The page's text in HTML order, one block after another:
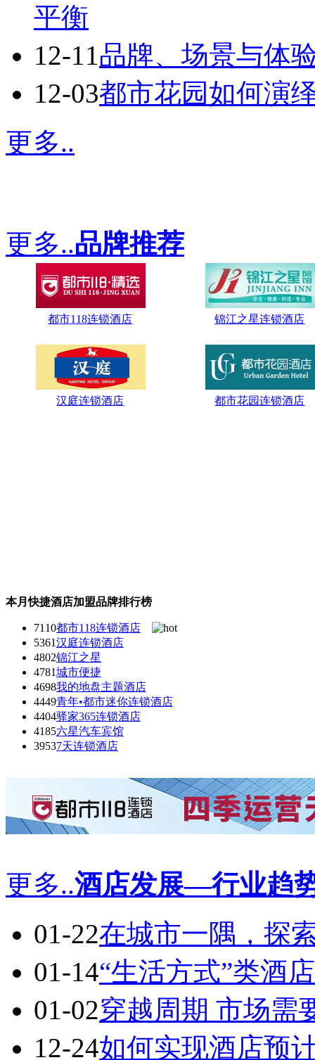
平衡
12-11品牌、场景与体
12-03都市花园如何演
更多..
更多..品牌推荐
都市118连锁酒店 锦江之星连锁酒店
汉庭连锁酒店 都市花园连锁酒店
本月快捷酒店加盟品牌排行榜
7110都市118连锁酒店
5361汉庭连锁酒店
4802锦江之星
4781城市便捷
4698我的地盘主题酒店
4449青年•都市迷你连锁酒店
4404驿家365连锁酒店
4185六星汽车宾馆
39537天连锁酒店
更多..酒店发展—行业趋
01-22在城市一隅，探
01-14“生活方式”类酒
01-02穿越周期 市场需
12-24如何实现酒店预